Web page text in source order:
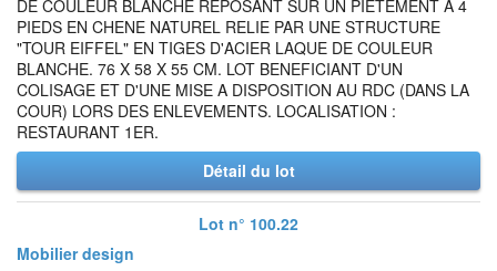
DE COULEUR BLANCHE REPOSANT SUR UN PIETEMENT À 4
PIEDS EN CHENE NATUREL RELIE PAR UNE STRUCTURE
"TOUR EIFFEL" EN TIGES D'ACIER LAQUE DE COULEUR
BLANCHE. 76 X 58 X 55 CM. LOT BENEFICIANT D'UN
COLISAGE ET D'UNE MISE A DISPOSITION AU RDC (DANS LA
COUR) LORS DES ENLEVEMENTS. LOCALISATION :
RESTAURANT 1ER.
Détail du lot
Lot n° 100.22
Mobilier design